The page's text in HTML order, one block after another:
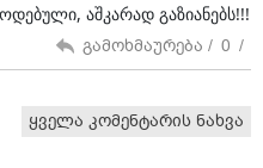
ბიძინას ბაზაა და
შეიძლება ეს
ჩაიყენა, იმას მაგ
განსჯის უნარით", -
აშკარად გაზიანებს!!!
გამოხმაურება / 0 /
ყველა კომენტარის ნახვა